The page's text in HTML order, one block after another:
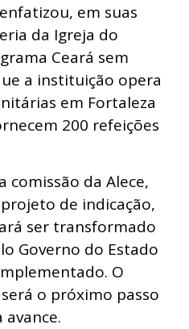
em suas
da Igreja do
Ceará sem
a instituição opera
em Fortaleza
200 refeições
comissão da Alece,
de indicação,
ser transformado
Governo do Estado
O
o próximo passo